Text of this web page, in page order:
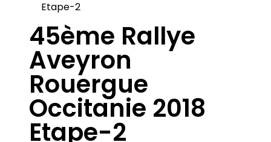
Etape-2
45ème Rallye
Aveyron
Rouergue
Occitanie 2018
Etape-2